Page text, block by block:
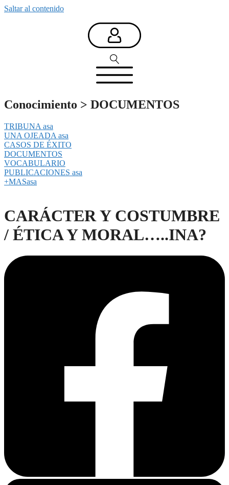
Saltar al contenido
Conocimiento > DOCUMENTOS
TRIBUNA asa
UNA OJEADA asa
CASOS DE ÉXITO
DOCUMENTOS
VOCABULARIO
PUBLICACIONES asa
+MASasa
CARÁCTER Y COSTUMBRE
/ ÉTICA Y MORAL…..INA?